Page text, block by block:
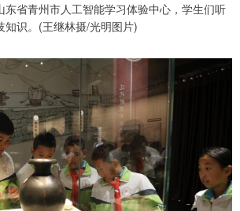
省青州市人工智能学习体验中心，学生们听
知识。(王继林摄/光明图片)